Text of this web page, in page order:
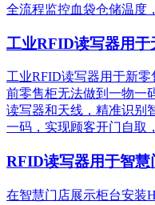
全流程监控血袋仓储温度
工业RFID读写器用于
工业RFID读写器用于新
前零售柜无法做到一物一
读写器和天线，精准识别​
一码，实现顾客开门自取
RFID读写器用于智
在智慧门店展示柜台安装